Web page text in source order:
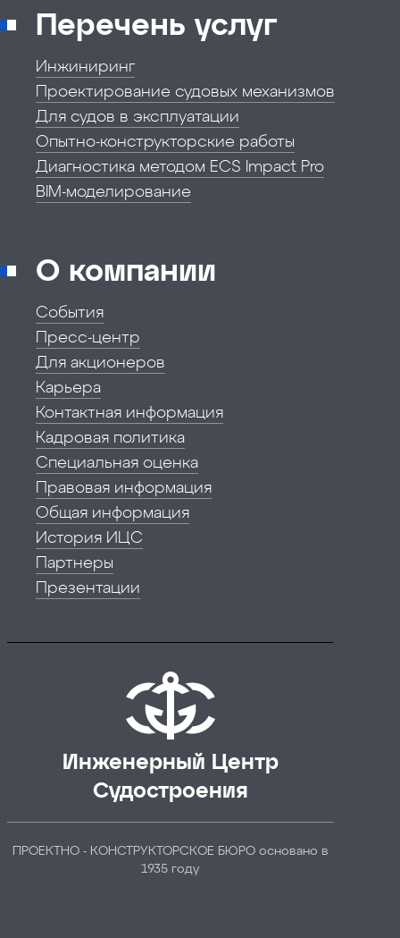
Перечень услуг
Инжиниринг
Проектирование судовых механизмов
Для судов в эксплуатации
Опытно-конструкторские работы
Диагностика методом ECS Impact Pro
BIM-моделирование
О компании
События
Пресс-центр
Для акционеров
Карьера
Контактная информация
Кадровая политика
Специальная оценка
Правовая информация
Общая информация
История ИЦС
Партнеры
Презентации
Инженерный Центр
Судостроения
ПРОЕКТНО - КОНСТРУКТОРСКОЕ БЮРО основано в
1935 году